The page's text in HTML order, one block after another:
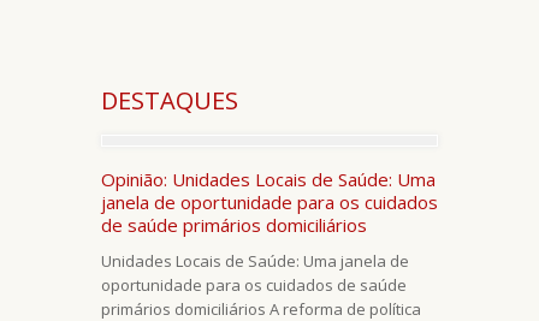
DESTAQUES
Opinião: Unidades Locais de Saúde: Uma
janela de oportunidade para os cuidados
de saúde primários domiciliários
Unidades Locais de Saúde: Uma janela de
oportunidade para os cuidados de saúde
primários domiciliários A reforma de política